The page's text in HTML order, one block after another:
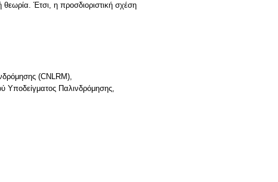
Έτσι, η προσδιοριστική σχέση
(CNLRM),
Υποδείγματος Παλινδρόμησης,